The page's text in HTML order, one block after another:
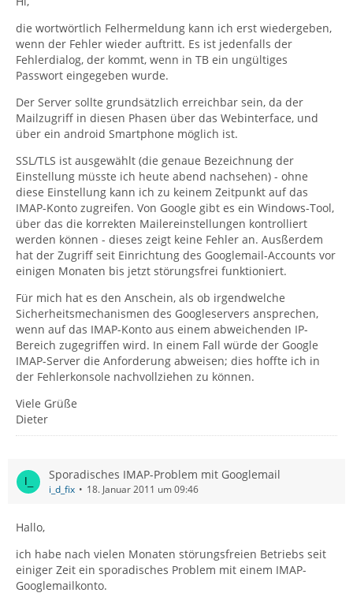
die wortwörtlich Felhermeldung kann ich erst wiedergeben,
wenn der Fehler wieder auftritt. Es ist jedenfalls der
Fehlerdialog, der kommt, wenn in TB ein ungültiges
Passwort eingegeben wurde.
Der Server sollte grundsätzlich erreichbar sein, da der
Mailzugriff in diesen Phasen über das Webinterface, und
über ein android Smartphone möglich ist.
SSL/TLS ist ausgewählt (die genaue Bezeichnung der
Einstellung müsste ich heute abend nachsehen) - ohne
diese Einstellung kann ich zu keinem Zeitpunkt auf das
IMAP-Konto zugreifen. Von Google gibt es ein Windows-Tool,
über das die korrekten Mailereinstellungen kontrolliert
werden können - dieses zeigt keine Fehler an. Ausßerdem
hat der Zugriff seit Einrichtung des Googlemail-Accounts vor
einigen Monaten bis jetzt störungsfrei funktioniert.
Für mich hat es den Anschein, als ob irgendwelche
Sicherheitsmechanismen des Googleservers ansprechen,
wenn auf das IMAP-Konto aus einem abweichenden IP-
Bereich zugegriffen wird. In einem Fall würde der Google
IMAP-Server die Anforderung abweisen; dies hoffte ich in
der Fehlerkonsole nachvollziehen zu können.
Viele Grüße
Dieter
Sporadisches IMAP-Problem mit Googlemail
i_d_fix 18. Januar 2011 um 09:46
Hallo,
ich habe nach vielen Monaten störungsfreien Betriebs seit
einiger Zeit ein sporadisches Problem mit einem IMAP-
Googlemailkonto.